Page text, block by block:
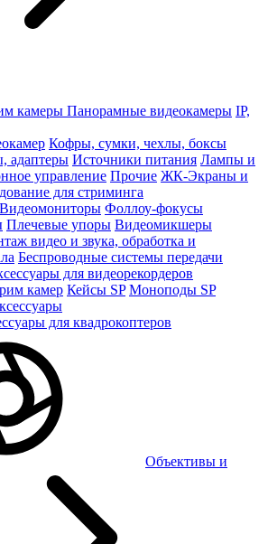
камеры Панорамные видеокамеры IP,
Кофры, сумки, чехлы, боксы
адаптеры Источники питания Лампы и
управление Прочие ЖК-Экраны и
для стриминга
Видеомониторы Фоллоу-фокусы
Плечевые упоры Видеомикшеры
видео и звука, обработка и
Беспроводные системы передачи
для видеорекордеров
камер Кейсы SP Моноподы SP
для квадрокоптеров
Объективы и